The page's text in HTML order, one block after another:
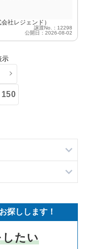
社レジェンド）
譲渡No.：12298
公開日：2026-08-02
示
150
一覧
探しします！
たい